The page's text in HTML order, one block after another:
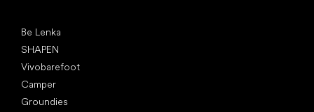
Be Lenka
SHAPEN
Vivobarefoot
Camper
Groundies